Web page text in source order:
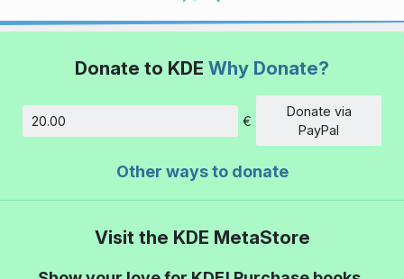
Donate to KDE Why Donate?
Amount
€
Donate via
PayPal
Other ways to donate
Visit the KDE MetaStore